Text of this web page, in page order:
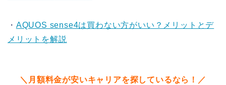
・ AQUOS sense4は買わない方がいい？メリットとデ
メリットを解説
＼月額料金が安いキャリアを探しているなら！／